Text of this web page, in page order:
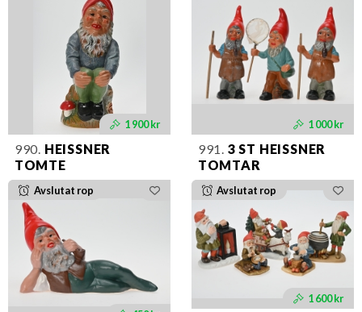
1 900 kr
990. HEISSNER
TOMTE
1 000 kr
991. 3 ST HEISSNER
TOMTAR
Avslutat rop Avslutat rop
1 600 kr